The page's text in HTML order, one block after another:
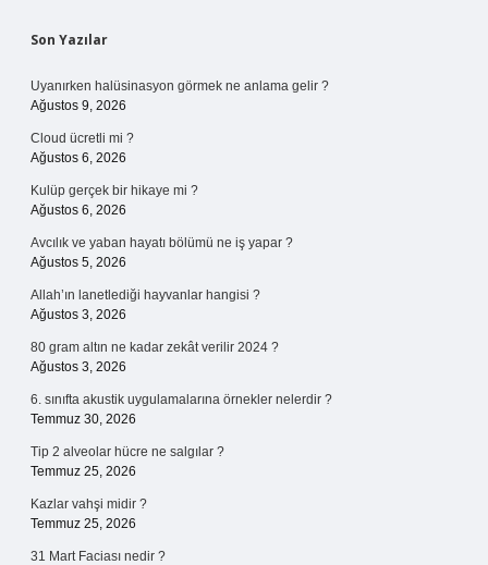
Sidebar
Son Yazılar
Uyanırken halüsinasyon görmek ne anlama gelir ?
Ağustos 9, 2026
Cloud ücretli mi ?
Ağustos 6, 2026
Kulüp gerçek bir hikaye mi ?
Ağustos 6, 2026
Avcılık ve yaban hayatı bölümü ne iş yapar ?
Ağustos 5, 2026
Allah’ın lanetlediği hayvanlar hangisi ?
Ağustos 3, 2026
80 gram altın ne kadar zekât verilir 2024 ?
Ağustos 3, 2026
6. sınıfta akustik uygulamalarına örnekler nelerdir ?
Temmuz 30, 2026
Tip 2 alveolar hücre ne salgılar ?
Temmuz 25, 2026
Kazlar vahşi midir ?
Temmuz 25, 2026
31 Mart Faciası nedir ?